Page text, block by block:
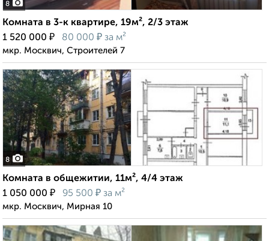
8
Комната в 3-к квартире, 19м², 2/3 этаж
1 520 000 ₽ 80 000 ₽ за м²
мкр. Москвич, Строителей 7
8
Комната в общежитии, 11м², 4/4 этаж
1 050 000 ₽ 95 500 ₽ за м²
мкр. Москвич, Мирная 10